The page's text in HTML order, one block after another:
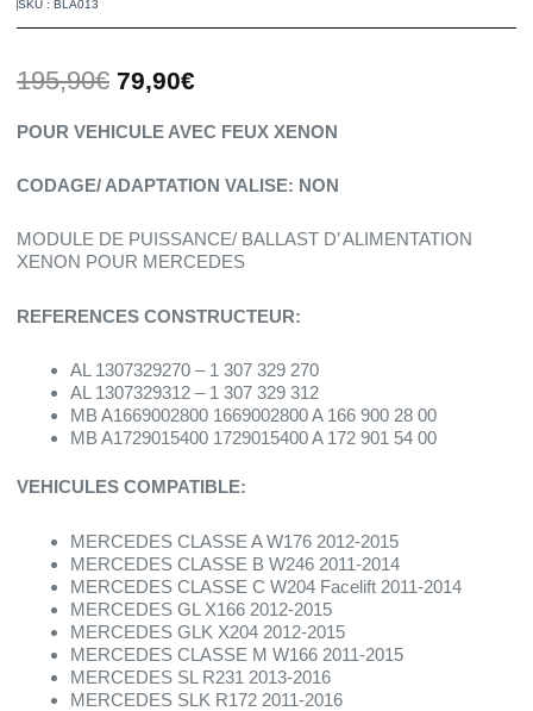
SKU : BLA013
195,90€ Le
prix
initial
était :
79,90€Le
actuel
est :
POUR VEHICULE AVEC FEUX XENON
CODAGE/ ADAPTATION VALISE: NON
MODULE DE PUISSANCE/ BALLAST D’ ALIMENTATION
XENON POUR MERCEDES
REFERENCES CONSTRUCTEUR:
AL 1307329270 – 1 307 329 270
AL 1307329312 – 1 307 329 312
MB A1669002800 1669002800 A 166 900 28 00
MB A1729015400 1729015400 A 172 901 54 00
VEHICULES COMPATIBLE:
MERCEDES CLASSE A W176 2012-2015
MERCEDES CLASSE B W246 2011-2014
MERCEDES CLASSE C W204 Facelift 2011-2014
MERCEDES GL X166 2012-2015
MERCEDES GLK X204 2012-2015
MERCEDES CLASSE M W166 2011-2015
MERCEDES SL R231 2013-2016
MERCEDES SLK R172 2011-2016